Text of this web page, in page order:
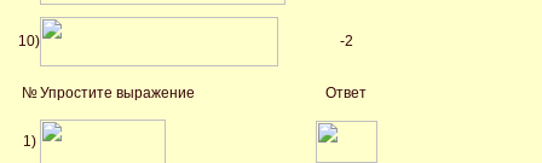
10) -2
№Упростите выражение Ответ
1)